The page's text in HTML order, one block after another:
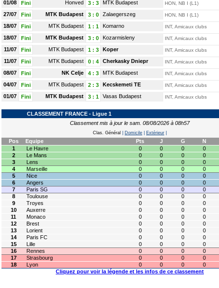
01/08 Fini Honved 3: 3 MTK Budapest HON, NB I (L1)
27/07 Fini MTK Budapest 3: 0 Zalaegerszeg HON, NB I (L1)
18/07 Fini MTK Budapest 1: 1 Komarno INT, Amicaux clubs
18/07 Fini MTK Budapest 3: 0 Kozarmisleny INT, Amicaux clubs
11/07 Fini MTK Budapest 1: 3 Koper INT, Amicaux clubs
11/07 Fini MTK Budapest 0: 4 Cherkasky Dniepr INT, Amicaux clubs
08/07 Fini NK Celje 4: 3 MTK Budapest INT, Amicaux clubs
04/07 Fini MTK Budapest 2: 3 Kecskemeti TE INT, Amicaux clubs
01/07 Fini MTK Budapest 3: 1 Vasas Budapest INT, Amicaux clubs
CLASSEMENT FRANCE - Ligue 1
Classement mis à jour le sam. 08/08/2026 à 08h57
Clas. Général Domicile Extérieur
Pos Equipe Pts J G
N
1
Le Havre 0 0 0
0
2
Le Mans 0 0 0
0
3
Lens 0 0 0
0
4
Marseille 0 0 0
0
5
Nice 0 0 0
0
6
Angers 0 0 0
0
7
Paris SG 0 0 0
0
8
Toulouse 0 0 0
0
9
Troyes 0 0 0
0
10
Auxerre 0 0 0
0
11
Monaco 0 0 0
0
12
Brest 0 0 0
0
13
Lorient 0 0 0
0
14
Paris FC 0 0 0
0
15
Lille 0 0 0
0
16
Rennes 0 0 0
0
17
Strasbourg 0 0 0
0
18
Lyon 0 0 0
0
Cliquez pour voir la légende et les infos de ce classement